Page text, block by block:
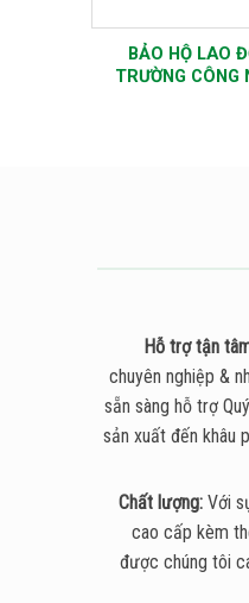
Đánh Giá và So Sánh Các
Tay Bảo Hộ Lao Động
Hỗ trợ tận
chuyên nghiệp &
sẵn sàng hỗ trợ
sản xuất đến khâu
Chất lượng: Với
cao cấp kèm
được chúng tôi